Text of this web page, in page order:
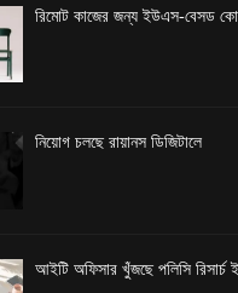
রিমোট কাজের জন্য ইউএস-বেসড
নিয়োগ চলছে রায়ানস ডিজিটালে
আইটি অফিসার খুঁজছে পলিসি রিসার্চ